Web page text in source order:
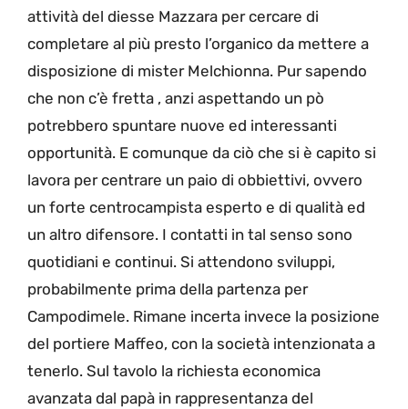
attività del diesse Mazzara per cercare di
completare al più presto l’organico da mettere a
disposizione di mister Melchionna. Pur sapendo
che non c’è fretta , anzi aspettando un pò
potrebbero spuntare nuove ed interessanti
opportunità. E comunque da ciò che si è capito si
lavora per centrare un paio di obbiettivi, ovvero
un forte centrocampista esperto e di qualità ed
un altro difensore. I contatti in tal senso sono
quotidiani e continui. Si attendono sviluppi,
probabilmente prima della partenza per
Campodimele. Rimane incerta invece la posizione
del portiere Maffeo, con la società intenzionata a
tenerlo. Sul tavolo la richiesta economica
avanzata dal papà in rappresentanza del